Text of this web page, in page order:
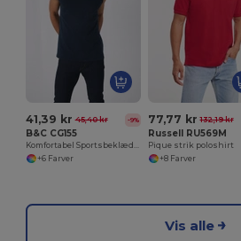
41,39 kr 45,40 kr -9%
B&C CG155
Komfortabel Sportsbeklædning til Aktiv Livsstil
+6 Farver
77,77 kr 132,19 kr
Russell RU569M
Pique strik poloshirt
+8 Farver
Vis alle